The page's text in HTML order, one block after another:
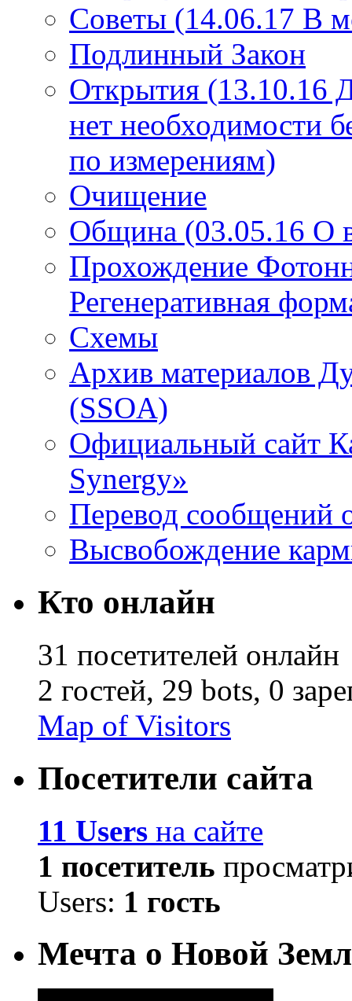
Советы (14.06.17 В
Подлинный Закон
Открытия (13.10.16
нет необходимости
по измерениям)
Очищение
Община (03.05.16 О
Прохождение
Регенеративная
Схемы
Архив материалов
(SSOA)
Официальный сайт
Synergy»
Перевод сообщений
Высвобождение
Кто онлайн
31 посетителей онлайн
2 гостей, 29 bots, 0
Map of Visitors
Посетители сайта
11 Users на сайте
1 посетитель
Users: 1 гость
Мечта о Новой